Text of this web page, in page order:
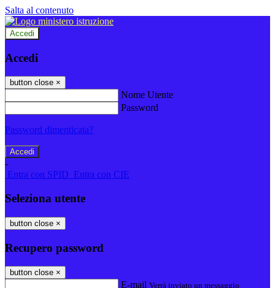
Salta al contenuto
Accedi
Accedi
button close ×
Nome Utente
Password
Password dimenticata?
-
Entra con SPID Entra con CIE
Seleziona utente
button close ×
Recupero password
button close ×
E-mail Verrà inviato un messaggio